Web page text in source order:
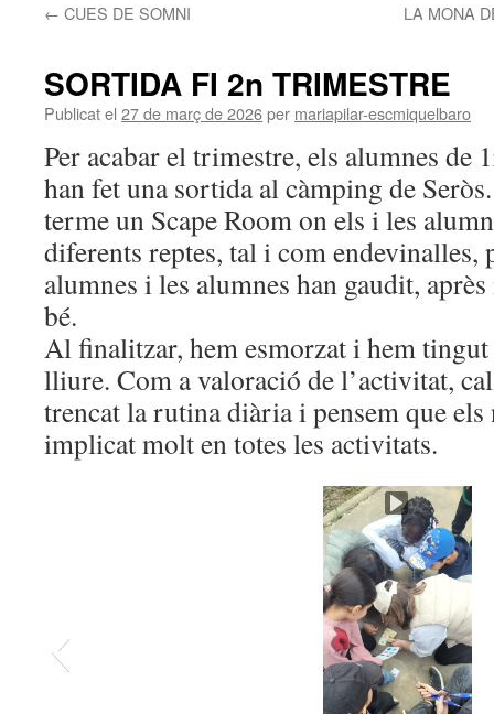
← CUES DE SOMNI LA MONA
SORTIDA FI 2n TRIMESTRE
Publicat el 27 de març de 2026per mariapilar-escmiquelbaro
Per acabar el trimestre, els alumnes de
han fet una sortida al càmping de
terme un Scape Room on els i les
diferents reptes, tal i com
alumnes i les alumnes han gaudit,
bé.
Al finalitzar, hem esmorzat i hem tingut
lliure. Com a valoració de l’activitat,
trencat la rutina diària i pensem que els
implicat molt en totes les activitats.